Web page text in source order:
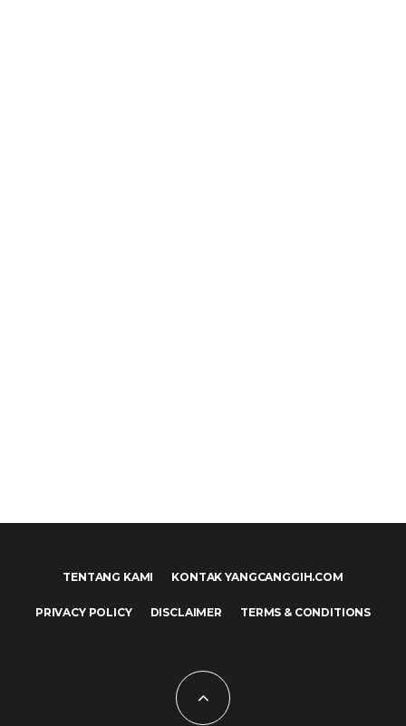
TENTANG KAMI KONTAK YANGCANGGIH.COM
PRIVACY POLICY DISCLAIMER TERMS & CONDITIONS